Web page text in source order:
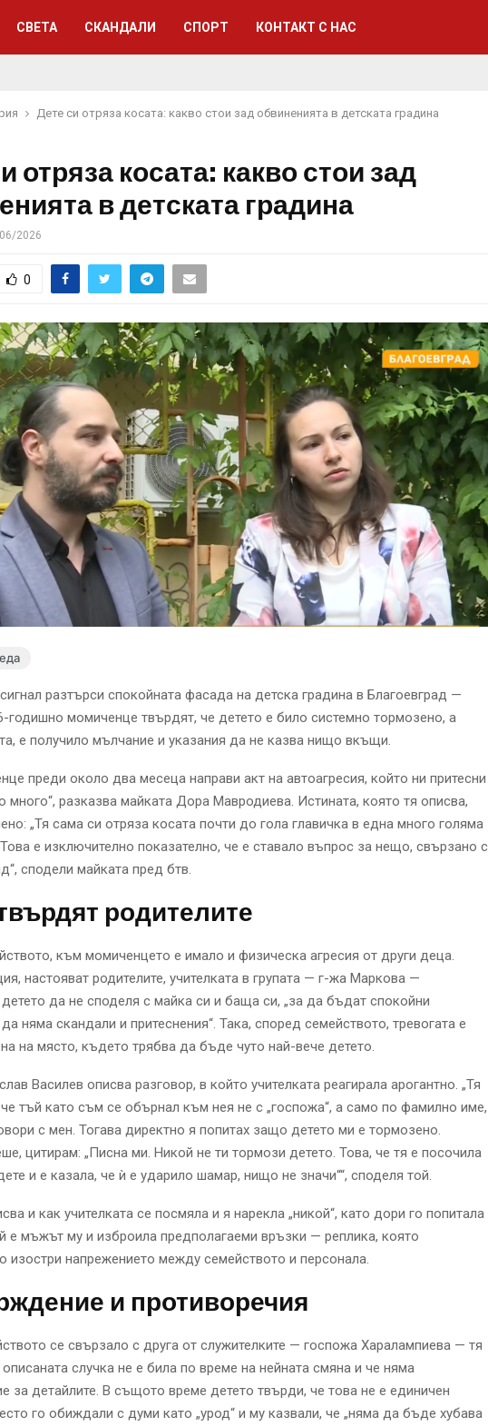
СВЕТА СКАНДАЛИ СПОРТ КОНТАКТ С НАС
Дете си отряза косата: какво стои зад обвиненията в детската градина
отряза косата: какво стои зад
в детската градина
2026
0
разтърси спокойната фасада на детска градина в Благоевград —
годишно момиченце твърдят, че детето е било системно тормозено, а
е получило мълчание и указания да не казва нищо вкъщи.
преди около два месеца направи акт на автоагресия, който ни притесни
много“, разказва майката Дора Мавродиева. Истината, която тя описва,
„Тя сама си отряза косата почти до гола главичка в една много голяма
е изключително показателно, че е ставало въпрос за нещо, свързано с
сподели майката пред бтв.
родителите
към момиченцето е имало и физическа агресия от други деца.
настояват родителите, учителката в групата — г-жа Маркова —
да не споделя с майка си и баща си, „за да бъдат спокойни
няма скандали и притеснения“. Така, според семейството, тревогата е
на място, където трябва да бъде чуто най-вече детето.
Василев описва разговор, в който учителката реагирала арогантно. „Тя
тъй като съм се обърнал към нея не с „госпожа“, а само по фамилно име,
с мен. Тогава директно я попитах защо детето ми е тормозено.
цитирам: „Писна ми. Никой не ти тормози детето. Това, че тя е посочила
и е казала, че ѝ е ударило шамар, нищо не значи““, споделя той.
и как учителката се посмяла и я нарекла „никой“, като дори го попитала
е мъжът му и изброила предполагаеми връзки — реплика, която
изостри напрежението между семейството и персонала.
и противоречия
се свързало с друга от служителките — госпожа Харалампиева — тя
случка не е била по време на нейната смяна и че няма
за детайлите. В същото време детето твърди, че това не е единичен
го обиждали с думи като „урод“ и му казвали, че „няма да бъде хубава